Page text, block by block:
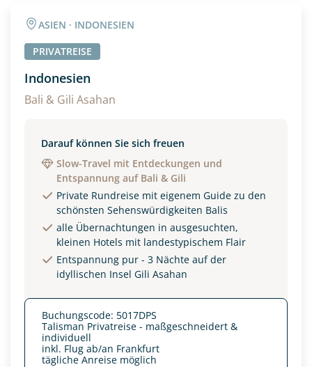
ASIEN · INDONESIEN
PRIVATREISE
Indonesien
Bali & Gili Asahan
Darauf können Sie sich freuen
Slow-Travel mit Entdeckungen und
Entspannung auf Bali & Gili
Private Rundreise mit eigenem Guide zu den
schönsten Sehenswürdigkeiten Balis
alle Übernachtungen in ausgesuchten,
kleinen Hotels mit landestypischem Flair
Entspannung pur - 3 Nächte auf der
idyllischen Insel Gili Asahan
Buchungscode: 5017DPS
Talisman Privatreise - maßgeschneidert &
individuell
inkl. Flug ab/an Frankfurt
tägliche Anreise möglich
Alter
Unterkunft
EZ Familienzimmer
Reisebeginn
Option 2
Weitere Informationen